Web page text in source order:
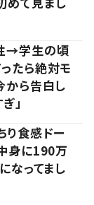
→学生の頃
たら絶対モ
から告白し
」
り食感ドー
身に190万
なってまし